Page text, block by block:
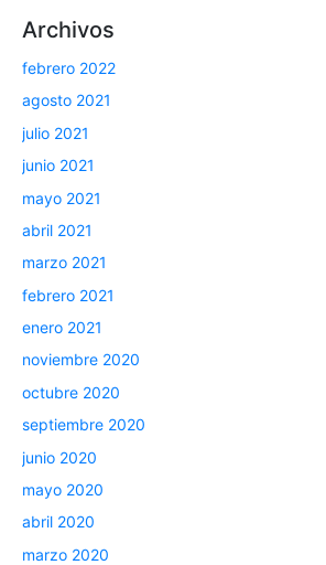
Archivos
febrero 2022
agosto 2021
julio 2021
junio 2021
mayo 2021
abril 2021
marzo 2021
febrero 2021
enero 2021
noviembre 2020
octubre 2020
septiembre 2020
junio 2020
mayo 2020
abril 2020
marzo 2020